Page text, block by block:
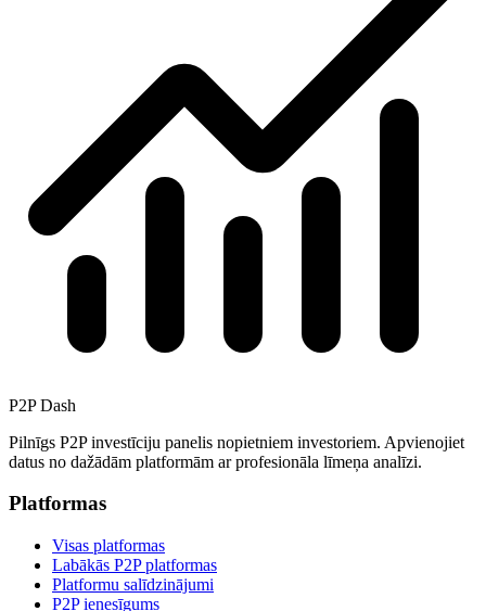
P2P Dash
Pilnīgs P2P investīciju panelis nopietniem investoriem. Apvienojiet
datus no dažādām platformām ar profesionāla līmeņa analīzi.
Platformas
Visas platformas
Labākās P2P platformas
Platformu salīdzinājumi
P2P ienesīgums